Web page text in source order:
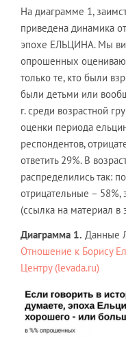
На диаграмме 1,
приведена динамика
эпохе ЕЛЬЦИНА. Мы
опрошенных
только те, кто были
были детьми или
г. среди возрастной
оценки периода
респондентов,
ответить 29%. В
распределились так:
отрицательные – 58%,
(ссылка на материал в
Диаграмма 1. Данные
Отношение к Борису
Центру (levada.ru)